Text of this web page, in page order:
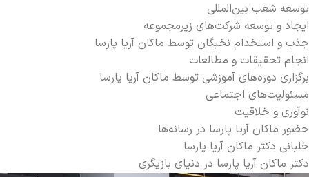
توسعه شعب بین‌المللی
ایجاد و توسعه شرکت‌های زیرمجموعه
جذب و استخدام نخبگان توسط ماکان آریا پارسا
انجام تحقیقات و مطالعات
برگزاری دوره‌های آموزشی توسط ماکان آریا پارسا
مسئولیت‌های اجتماعی
نوآوری و خلاقیت
حضور ماکان آریا پارسا در رسانه‌ها
خلبانی دکتر ماکان آریا پارسا
دکتر ماکان آریا پارسا در دنیای بازیگری